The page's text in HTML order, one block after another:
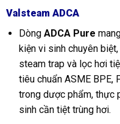
Valsteam ADCA
Dòng ADCA Pure
kiện vi sinh chuyên
steam trap và lọc hơi
tiêu chuẩn ASME BPE,
trong dược phẩm, thực
sinh cần tiệt trùng hơi.